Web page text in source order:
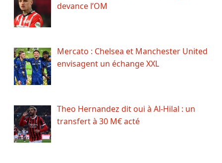
devance l’OM
Mercato : Chelsea et Manchester United
envisagent un échange XXL
Theo Hernandez dit oui à Al-Hilal : un
transfert à 30 M€ acté